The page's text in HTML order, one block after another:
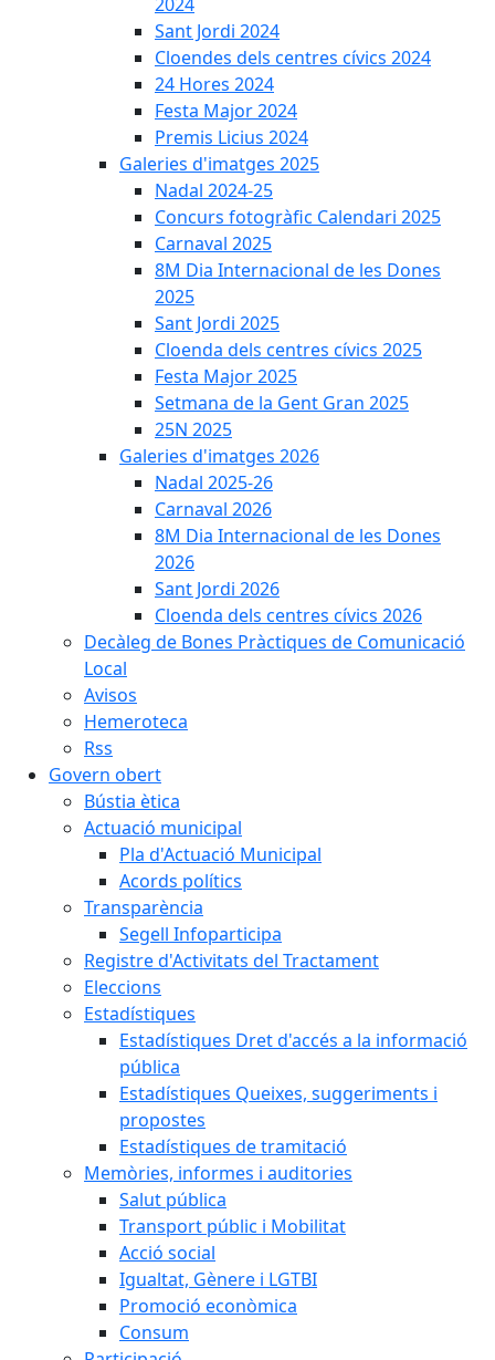
Sant Jordi 2024
Cloendes dels centres cívics 2024
24 Hores 2024
Festa Major 2024
Premis Licius 2024
Galeries d'imatges 2025
Nadal 2024-25
Concurs fotogràfic Calendari 2025
Carnaval 2025
8M Dia Internacional de les Dones
2025
Sant Jordi 2025
Cloenda dels centres cívics 2025
Festa Major 2025
Setmana de la Gent Gran 2025
25N 2025
Galeries d'imatges 2026
Nadal 2025-26
Carnaval 2026
8M Dia Internacional de les Dones
2026
Sant Jordi 2026
Cloenda dels centres cívics 2026
Decàleg de Bones Pràctiques de Comunicació
Local
Avisos
Hemeroteca
Rss
Govern obert
Bústia ètica
Actuació municipal
Pla d'Actuació Municipal
Acords polítics
Transparència
Segell Infoparticipa
Registre d'Activitats del Tractament
Eleccions
Estadístiques
Estadístiques Dret d'accés a la informació
pública
Estadístiques Queixes, suggeriments i
propostes
Estadístiques de tramitació
Memòries, informes i auditories
Salut pública
Transport públic i Mobilitat
Acció social
Igualtat, Gènere i LGTBI
Promoció econòmica
Consum